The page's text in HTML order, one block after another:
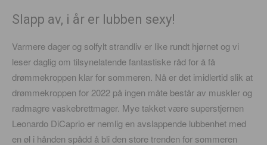
Slapp av, i år er lubben sexy!
Varmere dager og solfylt strandliv er like rundt hjørnet og vi
leser daglig om tilsynelatende fantastiske råd for å få
drømmekroppen klar for sommeren. Nå er det imidlertid slik at
drømmekroppen for 2022 på ingen måte består av muskler og
radmagre vaskebrettmager. Mye takket være superstjernen
Leonardo DiCaprio er nemlig en avslappende lubbenhet med
en øl i hånden spådd å bli den store trenden for sommeren